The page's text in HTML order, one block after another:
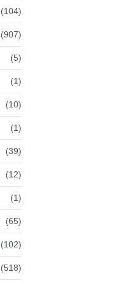
(104)
(907)
(5)
(1)
(10)
(1)
(39)
(12)
(1)
(65)
(102)
(518)